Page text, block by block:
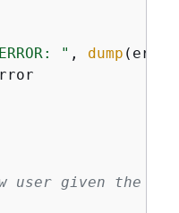
" , dump
user given the